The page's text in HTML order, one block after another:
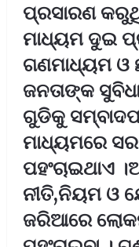
ପ୍ରସାରଣ
ମାଧ୍ୟମ ଦୁଇ
ଗଣମାଧ୍ୟମ ଓ
ଜନତାଙ୍କ
ଗୁଡିକୁ
ମାଧ୍ୟମରେ
ପହଂଚାଇଥାଏ
ନୀତି,ନିୟମ ଓ
ଜରିଆରେ